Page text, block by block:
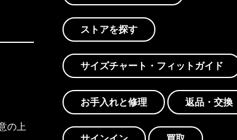
の上
ストアを探す
サイズチャート・フィットガイド
お手入れと修理 返品・交換